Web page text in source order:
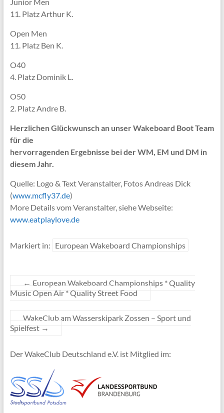
11. Platz Arthur K.
Open Men
11. Platz Ben K.
O40
4. Platz Dominik L.
O50
2. Platz Andre B.
Herzlichen Glückwunsch an unser Wakeboard Boot Team
für die
hervorragenden Ergebnisse bei der WM, EM und DM in
diesem Jahr.
Quelle: Logo & Text Veranstalter, Fotos Andreas Dick
(www.mcfly37.de)
More Details vom Veranstalter, siehe Webseite:
www.eatplaylove.de
Markiert in: European Wakeboard Championships
← European Wakeboard Championships * Quality
Music Open Air * Quality Street Food
WakeClub am Wasserskipark Zossen – Sport und
Spielfest →
Der WakeClub Deutschland e.V. ist Mitglied im: